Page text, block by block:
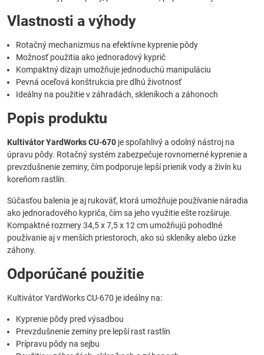
Vlastnosti a výhody
Rotačný mechanizmus na efektívne kyprenie pôdy
Možnosť použitia ako jednoradový kyprič
Kompaktný dizajn umožňuje jednoduchú manipuláciu
Pevná oceľová konštrukcia pre dlhú životnosť
Ideálny na použitie v záhradách, skleníkoch a záhonoch
Popis produktu
Kultivátor YardWorks CU-670 je spoľahlivý a odolný nástroj na
úpravu pôdy. Rotačný systém zabezpečuje rovnomerné kyprenie a
prevzdušnenie zeminy, čím podporuje lepší prienik vody a živín ku
koreňom rastlín.
Súčasťou balenia je aj rukoväť, ktorá umožňuje používanie náradia
ako jednoradového kypriča, čím sa jeho využitie ešte rozširuje.
Kompaktné rozmery 34,5 x 7,5 x 12 cm umožňujú pohodlné
používanie aj v menších priestoroch, ako sú skleníky alebo úzke
záhony.
Odporúčané použitie
Kultivátor YardWorks CU-670 je ideálny na:
Kyprenie pôdy pred výsadbou
Prevzdušnenie zeminy pre lepší rast rastlín
Prípravu pôdy na sejbu